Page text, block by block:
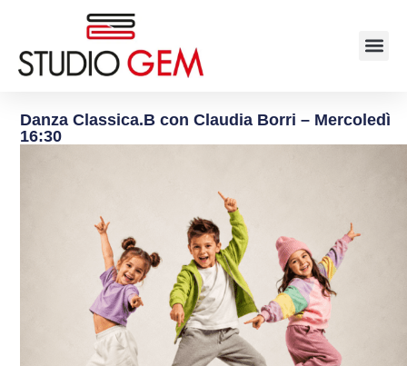
Danza Classica.B con Claudia Borri – Mercoledì
16:30